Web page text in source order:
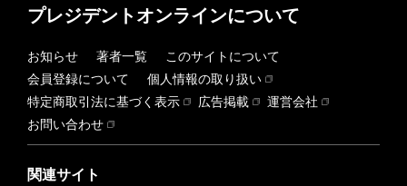
プレジデントオンラインについて
お知らせ 著者一覧
このサイトについて
会員登録について
個人情報の取り扱い
特定商取引法に基づく表示
広告掲載
運営会社
お問い合わせ
関連サイト